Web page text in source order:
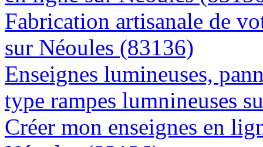
Fabrication artisanale de
sur Néoules (83136)
Enseignes lumineuses,
type rampes lumnineuses
Créer mon enseignes en